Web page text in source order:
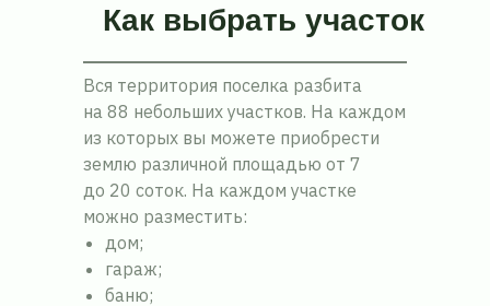
Забронировать
Как выбрать участок
Вся территория поселка разбита
на 88 небольших участков. На каждом
из которых вы можете приобрести
землю различной площадью от 7
до 20 соток. На каждом участке
можно разместить:
дом;
гараж;
баню;